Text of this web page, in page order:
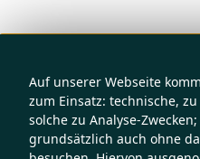
Auf unserer Webseite
zum Einsatz: technische,
solche zu Analyse-
grundsätzlich auch ohne